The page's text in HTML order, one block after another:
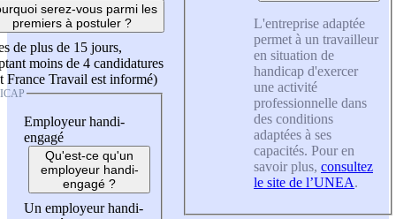
serez-vous parmi les
premiers à postuler ?
de plus de 15 jours,
moins de 4 candidatures
France Travail est informé)
Employeur handi-
engagé
Qu'est-ce qu'un
employeur handi-
engagé ?
Un employeur handi-
L'entreprise adaptée
permet à un travailleur
en situation de
handicap d'exercer
une activité
professionnelle dans
des conditions
adaptées à ses
capacités. Pour en
savoir plus, consultez
le site de l’UNEA.